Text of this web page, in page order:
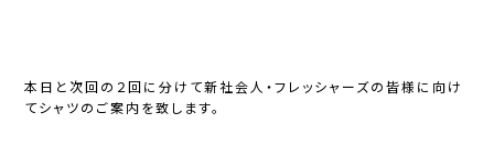
本日と次回の２回に分けて新社会人・フレッシャーズの皆様に向け
てシャツのご案内を致します。